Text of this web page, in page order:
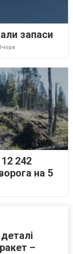
запаси
242
на 5
–